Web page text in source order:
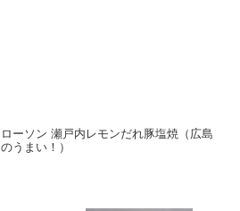
ローソン 瀬戸内レモンだれ豚塩焼（広島
のうまい！）